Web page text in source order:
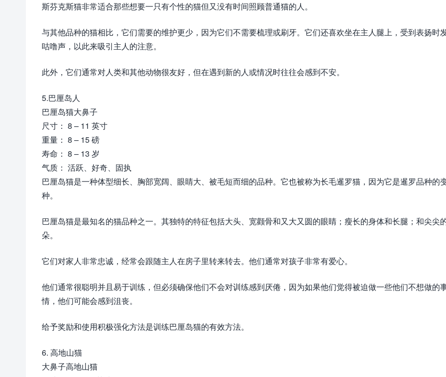
斯芬克斯猫非常适合那些想要一只有个性的猫但又没有时间照顾普通猫的人。
与其他品种的猫相比，它们需要的维护更少，因为它们不需要梳理或刷牙。它们还喜欢坐在主人腿上，受到表扬时
咕噜声，以此来吸引主人的注意。
此外，它们通常对人类和其他动物很友好，但在遇到新的人或情况时往往会感到不安。
5.巴厘岛人
巴厘岛猫大鼻子
尺寸： 8 – 11 英寸
重量： 8 – 15 磅
寿命： 8 – 13 岁
气质： 活跃、好奇、固执
巴厘岛猫是一种体型细长、胸部宽阔、眼睛大、被毛短而细的品种。它也被称为长毛暹罗猫，因为它是暹罗品种的
种。
巴厘岛猫是最知名的猫品种之一。其独特的特征包括大头、宽颧骨和又大又圆的眼睛；瘦长的身体和长腿；和尖尖
朵。
它们对家人非常忠诚，经常会跟随主人在房子里转来转去。他们通常对孩子非常有爱心。
他们通常很聪明并且易于训练，但必须确保他们不会对训练感到厌倦，因为如果他们觉得被迫做一些他们不想做的
情，他们可能会感到沮丧。
给予奖励和使用积极强化方法是训练巴厘岛猫的有效方法。
6. 高地山猫
大鼻子高地山猫